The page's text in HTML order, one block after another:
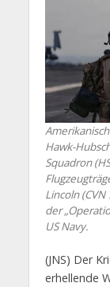
Hawk-
Squadron
Lincoln
der
US Navy.
(JNS) Der
erhellende